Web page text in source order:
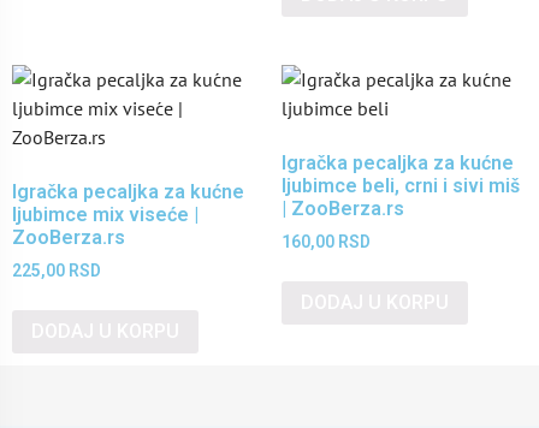
Igračka pecaljka za kućne
ljubimce mix viseće |
ZooBerza.rs
225,00 RSD
Igračka pecaljka za kućne
ljubimce beli, crni i sivi miš
| ZooBerza.rs
160,00 RSD